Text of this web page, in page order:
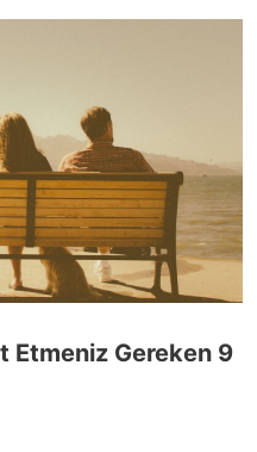
Etmeniz Gereken 9